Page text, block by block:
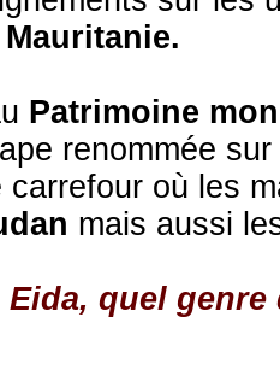
Mauritanie.
Patrimoine
renommée
où les
mais aussi
quel